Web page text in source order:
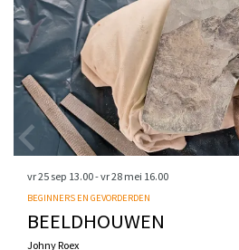
BEELDHOUWEN
Johny Roex
BEGINNERS EN GEVORDERDEN
vr 25 sep 13.00-vr 28 mei 16.00